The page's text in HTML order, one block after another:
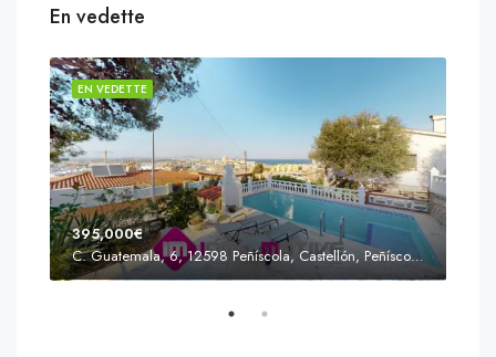
En vedette
EN VEDETTE
395,000€
C. Guatemala, 6, 12598 Peñíscola, Castellón, Peñíscola, Communauté valencienne